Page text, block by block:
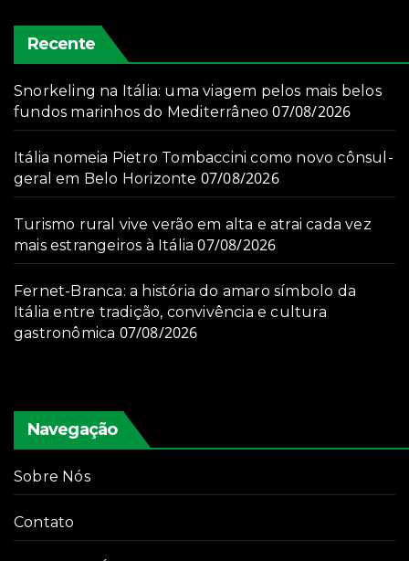
Recente
Snorkeling na Itália: uma viagem pelos mais belos
fundos marinhos do Mediterrâneo 07/08/2026
Itália nomeia Pietro Tombaccini como novo cônsul-
geral em Belo Horizonte 07/08/2026
Turismo rural vive verão em alta e atrai cada vez
mais estrangeiros à Itália 07/08/2026
Fernet-Branca: a história do amaro símbolo da
Itália entre tradição, convivência e cultura
gastronômica 07/08/2026
Navegação
Sobre Nós
Contato